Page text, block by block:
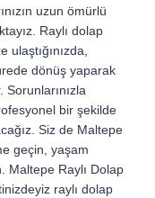
uzun ömürlü
Raylı dolap
dönüş yaparak
Sorunlarınızla
bir şekilde
Siz de Maltepe
geçin, yaşam
Maltepe Raylı Dolap
raylı dolap